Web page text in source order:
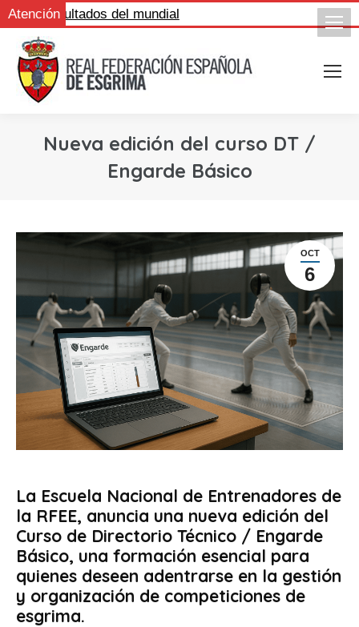
Atención
los resultados del mundial
Nueva edición del curso DT /
Engarde Básico
OCT
6
La Escuela Nacional de Entrenadores de
la RFEE, anuncia una nueva edición del
Curso de Directorio Técnico / Engarde
Básico, una formación esencial para
quienes deseen adentrarse en la gestión
y organización de competiciones de
esgrima.